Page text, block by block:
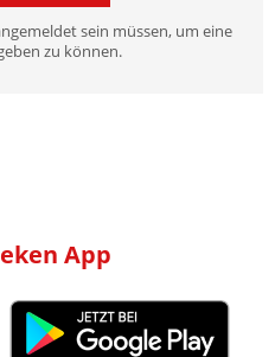
sein müssen, um eine
zu können.
App